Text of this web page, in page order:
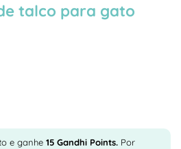
talco para gato
e ganhe 15 Gandhi Points. Por